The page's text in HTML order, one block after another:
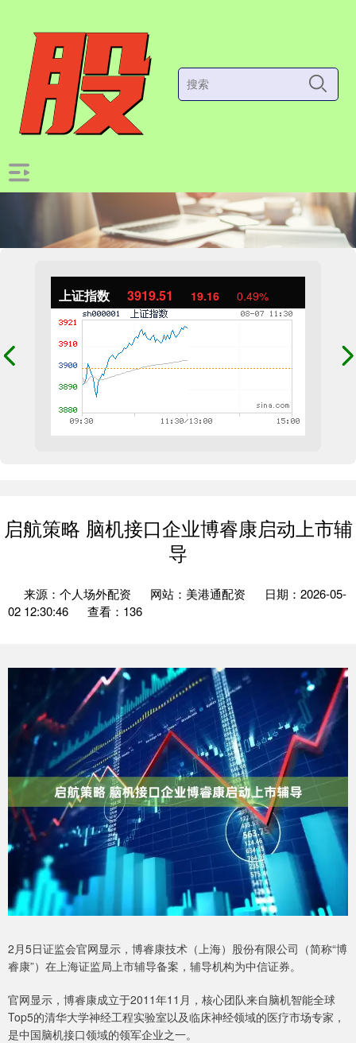
上证指数 3919.51 19.16 0.49%
启航策略 脑机接口企业博睿康启动上市辅
导
来源：个人场外配资 网站：美港通配资
日期：2026-05-
02 12:30:46
查看：136
2月5日证监会官网显示，博睿康技术（上海）股份有限公司（简称“博
睿康”）在上海证监局上市辅导备案，辅导机构为中信证券。
官网显示，博睿康成立于2011年11月，核心团队来自脑机智能全球
Top5的清华大学神经工程实验室以及临床神经领域的医疗市场专家，
是中国脑机接口领域的领军企业之一。